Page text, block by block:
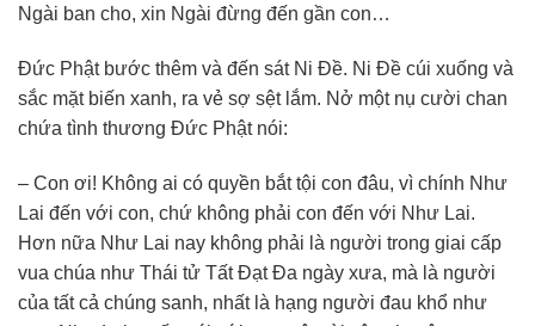
Ngài ban cho, xin Ngài đừng đến gần con…
Ðức Phật bước thêm và đến sát Ni Ðề. Ni Ðề cúi xuống và
sắc mặt biến xanh, ra vẻ sợ sệt lắm. Nở một nụ cười chan
chứa tình thương Ðức Phật nói:
– Con ơi! Không ai có quyền bắt tội con đâu, vì chính Như
Lai đến với con, chứ không phải con đến với Như Lai.
Hơn nữa Như Lai nay không phải là người trong giai cấp
vua chúa như Thái tử Tất Ðạt Ða ngày xưa, mà là người
của tất cả chúng sanh, nhất là hạng người đau khổ như